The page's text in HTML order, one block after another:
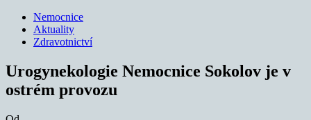
Nemocnice
Aktuality
Zdravotnictví
Urogynekologie Nemocnice Sokolov je v
ostrém provozu